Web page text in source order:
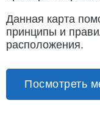
Данная карта
принципы и
расположения.
Посмотреть